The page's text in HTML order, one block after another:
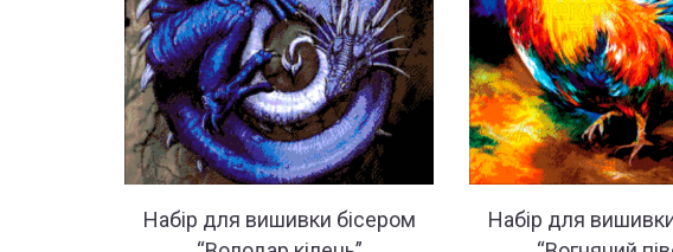
Набір для вишивки бісером
Набір для